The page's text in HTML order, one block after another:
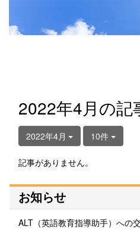
2022年4月の記
2022年4月 10件
記事がありません。
お知らせ
ALT（英語教育指導助手）への